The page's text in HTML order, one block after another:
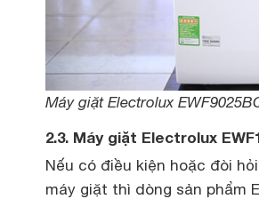
Máy giặt Electrolux
2.3. Máy giặt Electrolux
Nếu có điều kiện hoặc đòi
máy giặt thì dòng sản phẩm